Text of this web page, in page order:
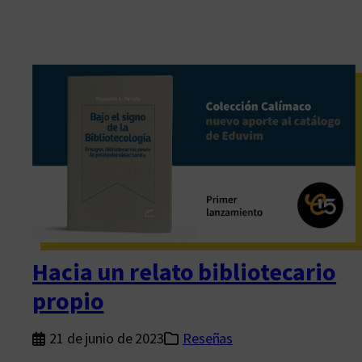
Hacia un relato bibliotecario
propio
21 de junio de 2023 Reseñas